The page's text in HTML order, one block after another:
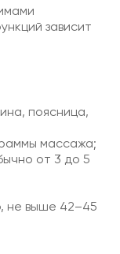
зависит
поясница,
массажа;
от 3 до 5
не выше 42–45